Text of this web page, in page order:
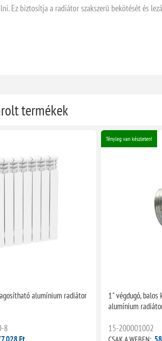
Ez biztosítja a radiátor szakszerű bekötését és
termékek
alumínium radiátor
8
Tényleg van készleten!
1" végdugó,
alumínium
15-200001002
CSAK A WEBEN: